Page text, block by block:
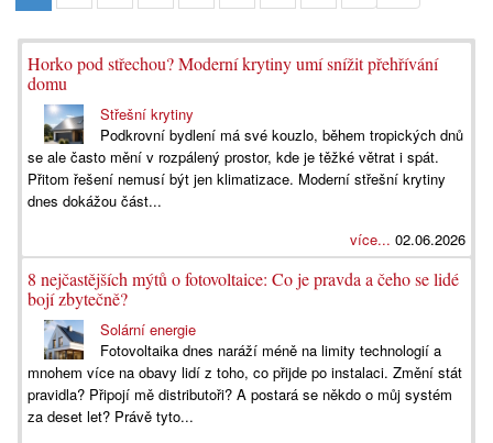
Horko pod střechou? Moderní krytiny umí snížit přehřívání
domu
Střešní krytiny
Podkrovní bydlení má své kouzlo, během tropických dnů
se ale často mění v rozpálený prostor, kde je těžké větrat i spát.
Přitom řešení nemusí být jen klimatizace. Moderní střešní krytiny
dnes dokážou část...
více... 02.06.2026
8 nejčastějších mýtů o fotovoltaice: Co je pravda a čeho se lidé
bojí zbytečně?
Solární energie
Fotovoltaika dnes naráží méně na limity technologií a
mnohem více na obavy lidí z toho, co přijde po instalaci. Změní stát
pravidla? Připojí mě distributoři? A postará se někdo o můj systém
za deset let? Právě tyto...